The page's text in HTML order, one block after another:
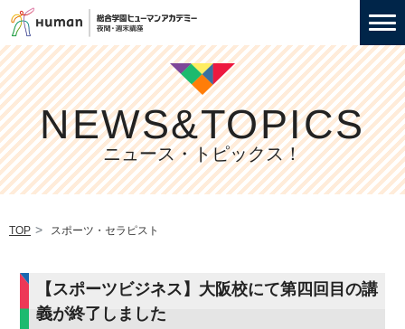
NEWS&TOPICS
ニュース・トピックス！
TOP スポーツ・セラピスト
【スポーツビジネス】大阪校にて第四回目の講
義が終了しました